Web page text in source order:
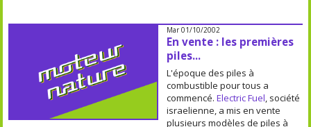
Mar 01/10/2002
En vente : les premières
piles...
L'époque des piles à
combustible pour tous a
commencé. Electric Fuel, société
israelienne, a mis en vente
plusieurs modèles de piles à